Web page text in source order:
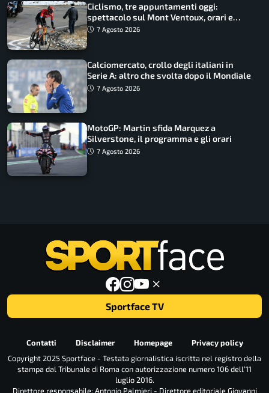
Ciclismo, tre appuntamenti oggi:
spettacolo sul Mont Ventoux, orari e
come vederli
7 Agosto 2026
Calciomercato, crollo degli italiani in
Serie A: altro che svolta dopo il Mondiale
7 Agosto 2026
MotoGP: Martin sfida Marquez a
Silverstone, il programma e gli orari
7 Agosto 2026
Sportface TV
Contatti Disclaimer Homepage
Privacy policy
Copyright 2025 Sportface - Testata giornalistica iscritta nel registro della
stampa dal Tribunale di Roma con autorizzazione numero 106 dell’11
luglio 2016.
Direttore responsabile: Antonio Palmieri - Direttore editoriale Giovanni